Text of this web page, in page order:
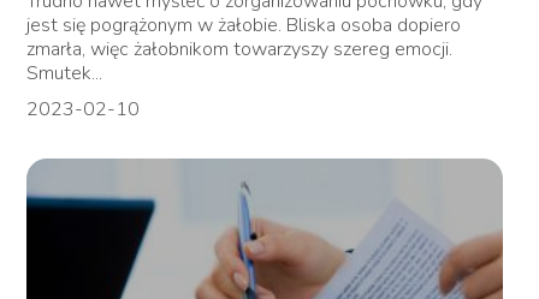
jest się pogrążonym w żałobie. Bliska osoba dopiero
zmarła, więc żałobnikom towarzyszy szereg emocji.
Smutek...
2023-02-10